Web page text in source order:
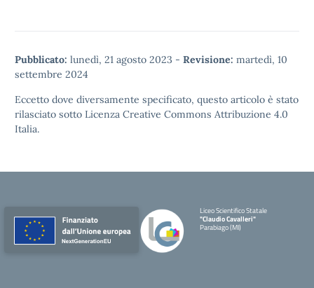
Pubblicato: lunedì, 21 agosto 2023 - Revisione: martedì, 10
settembre 2024
Eccetto dove diversamente specificato, questo articolo è stato
rilasciato sotto Licenza Creative Commons Attribuzione 4.0
Italia.
Liceo Scientifico Statale
"Claudio Cavalleri"
Parabiago (MI)